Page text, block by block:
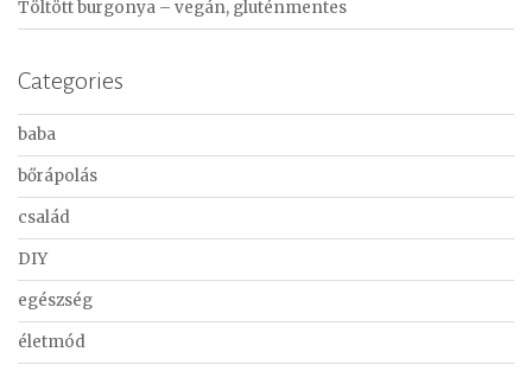
Töltött burgonya – vegán, gluténmentes
Categories
baba
bőrápolás
család
DIY
egészség
életmód